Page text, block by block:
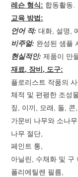
레슨 형식: 합동활동.
교육 방법:
언어 적: 대화, 설명,
비주얼: 완성된 샘플
현실적인: 제품이 만
재료, 장비, 도구:
플로리스트 작품의
체적 및 편평한 조성
짚, 이끼, 모래, 돌, 콘,
가문비 나무와 소나
나무 절단,
페인트 통,
아닐린, 수채화 및 구
폴리에틸렌 필름,